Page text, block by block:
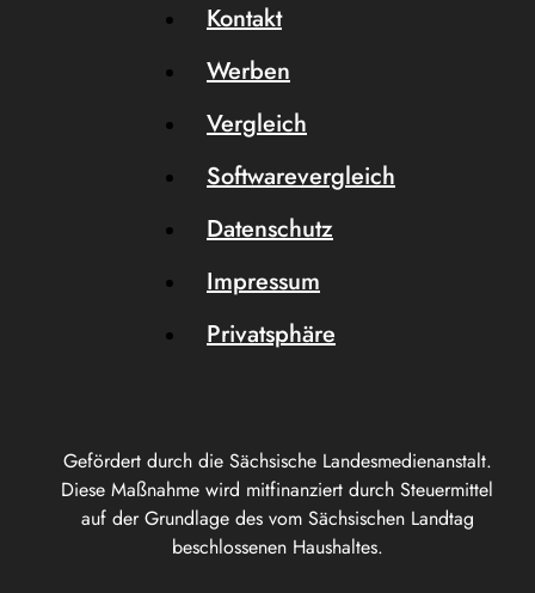
Gefördert durch die Sächsische Landesmedienanstalt.
Diese Maßnahme wird mitfinanziert durch Steuermittel
auf der Grundlage des vom Sächsischen Landtag
beschlossenen Haushaltes.
Kontakt
Werben
Vergleich
Softwarevergleich
Datenschutz
Impressum
Privatsphäre